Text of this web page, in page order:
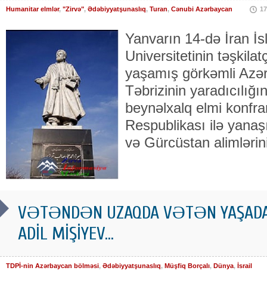
Humanitar elmlər, "Zirvə", Ədəbiyyatşunaslıq, Turan, Cənubi Azərbaycan
Yanvarın 14-də İran
Universitetinin
yaşamış görkəmli
Təbrizinin
beynəlxalq elmi
Respublikası ilə
və Gürcüstan
VƏTƏNDƏN UZAQDA VƏTƏN
ADİL MİŞİYEV...
TDPİ-nin Azərbaycan bölməsi, Ədəbiyyatşunaslıq, Müşfiq Borçalı, Dünya, İsrail